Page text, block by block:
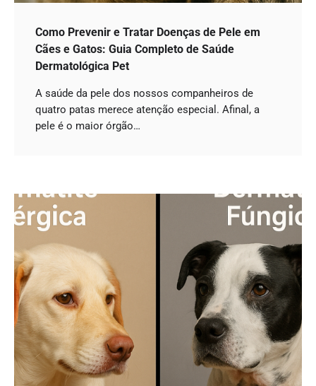
Como Prevenir e Tratar Doenças de Pele em
Cães e Gatos: Guia Completo de Saúde
Dermatológica Pet
A saúde da pele dos nossos companheiros de
quatro patas merece atenção especial. Afinal, a
pele é o maior órgão…